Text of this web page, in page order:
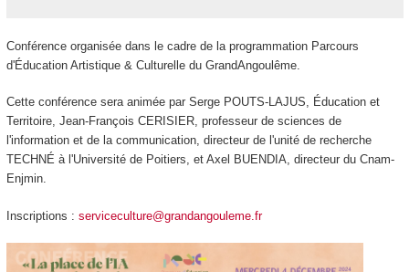
Conférence organisée dans le cadre de la programmation Parcours
d'Éducation Artistique & Culturelle du GrandAngoulême.
Cette conférence sera animée par Serge POUTS-LAJUS, Éducation et
Territoire, Jean-François CERISIER, professeur de sciences de
l'information et de la communication, directeur de l'unité de recherche
TECHNÉ à l'Université de Poitiers, et Axel BUENDIA, directeur du Cnam-
Enjmin.
Inscriptions : serviceculture@grandangouleme.fr